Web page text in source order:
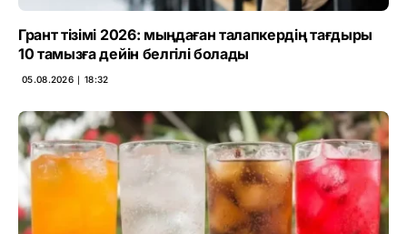
Грант тізімі 2026: мыңдаған талапкердің тағдыры
10 тамызға дейін белгілі болады
05.08.2026 ∣ 18:32